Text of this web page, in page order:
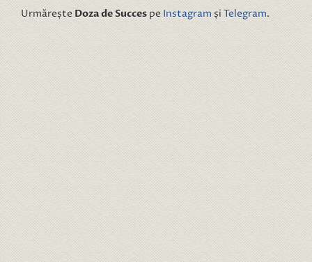
Urmărește Doza de Succes pe Instagram și Telegram.